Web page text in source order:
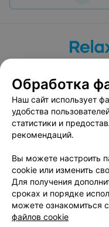
Вакансии
Публичный
Связаться по
Написать
Обработка
Наш сайт использует
удобства
статистики и
рекомендаций.
Вы можете настроить
cookie или изменить
Для получения
сроках и порядке
можете ознакомиться
файлов cookie